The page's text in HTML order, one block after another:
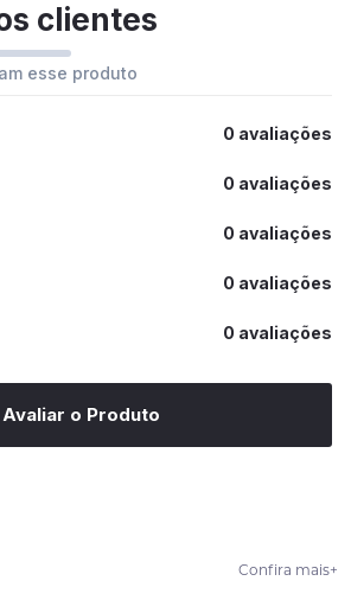
clientes
esse produto
0 avaliações
0 avaliações
0 avaliações
0 avaliações
0 avaliações
Avaliar o Produto
Confira mais+